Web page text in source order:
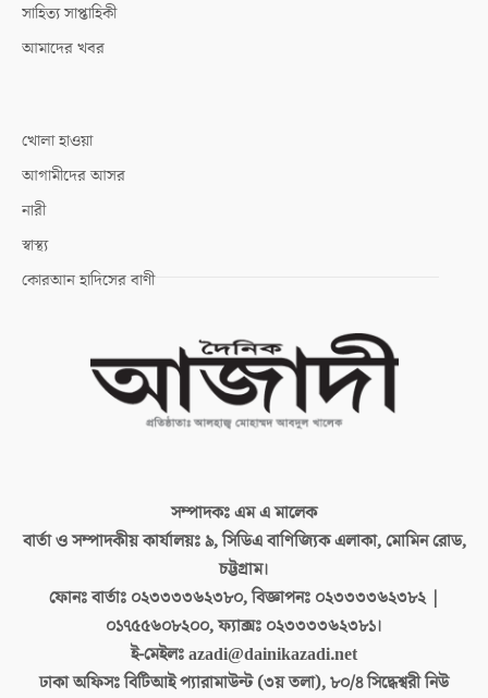
সাহিত্য সাপ্তাহিকী
আমাদের খবর
খোলা হাওয়া
আগামীদের আসর
নারী
স্বাস্থ্য
কোরআন হাদিসের বাণী
সম্পাদকঃএম এ মালেক
বার্তা ও সম্পাদকীয় কার্যালয়ঃ৯, সিডিএ বাণিজ্যিক এলাকা, মোমিন রোড,
চট্টগ্রাম।
ফোনঃ বার্তাঃ ০২৩৩৩৩৬২৩৮০, বিজ্ঞাপনঃ ০২৩৩৩৩৬২৩৮২ |
০১৭৫৫৬০৮২০০, ফ্যাক্সঃ ০২৩৩৩৩৬২৩৮১।
ই-মেইলঃazadi@dainikazadi.net
ঢাকা অফিসঃবিটিআই প্যারামাউন্ট (৩য় তলা), ৮০/৪ সিদ্ধেশ্বরী নিউ